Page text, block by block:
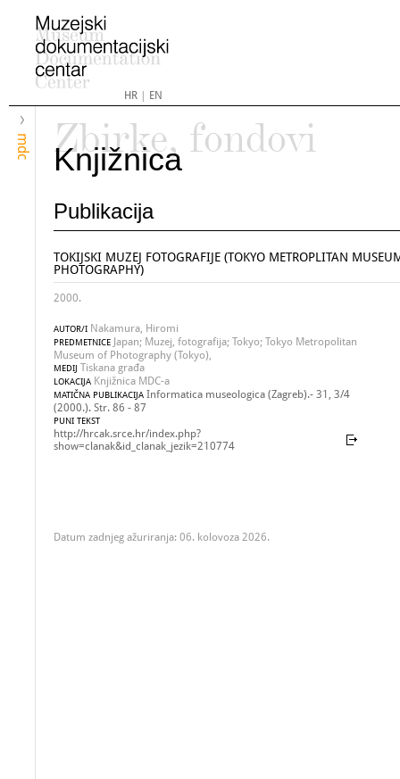
HR| EN
mdc
Zbirke, fondovi
Knjižnica
Publikacija
TOKIJSKI MUZEJ FOTOGRAFIJE (TOKYO METROPLITAN
PHOTOGRAPHY)
2000.
AUTOR/I Nakamura, Hiromi
PREDMETNICE Japan; Muzej, fotografija; Tokyo; Tokyo Metropolitan
Museum of Photography (Tokyo),
MEDIJ Tiskana građa
LOKACIJA Knjižnica MDC-a
MATIČNA PUBLIKACIJA Informatica museologica (Zagreb).- 31, 3/4
(2000.). Str. 86 - 87
PUNI TEKST
http://hrcak.srce.hr/index.php?
show=clanak&id_clanak_jezik=210774
Datum zadnjeg ažuriranja: 06. kolovoza 2026.